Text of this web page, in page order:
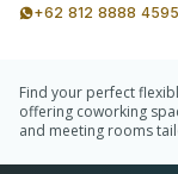
+62 812 8888 4595
Find your perfect
offering coworking
and meeting rooms